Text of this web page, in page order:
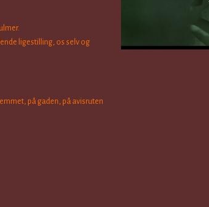
ligestilling, os selv og
på gaden, på avisruten